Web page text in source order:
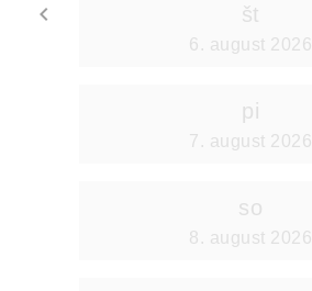
keyboard_arrow_left
Go back
št
6. august 2026
pi
7. august 2026
so
8. august 2026